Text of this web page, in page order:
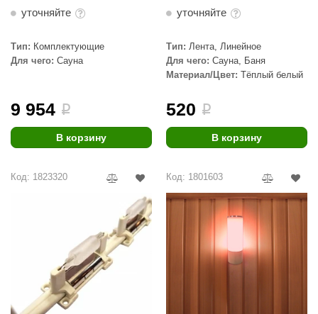
уточняйте
Тип: Комплектующие
Для чего: Сауна
9 954 i
В корзину
уточняйте
Тип: Лента, Линейное
Для чего: Сауна, Баня
Материал/Цвет: Тёплый белый
520 i
В корзину
Код: 1823320 Код: 1801603